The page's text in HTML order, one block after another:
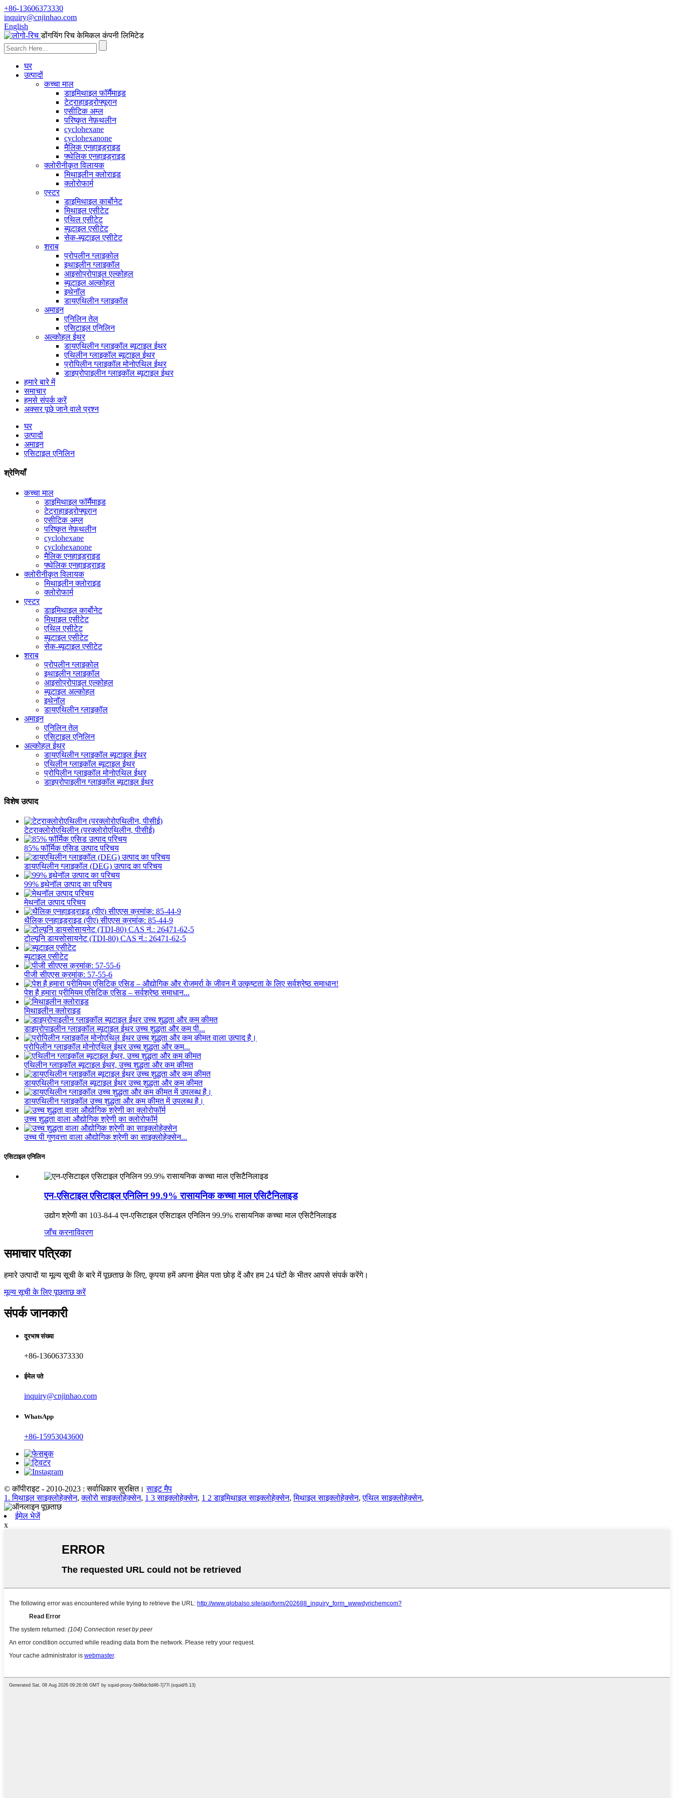
+86-13606373330
inquiry@cnjinhao.com
English
डोंगयिंग रिच केमिकल कंपनी लिमिटेड
घर
उत्पादों
कच्चा माल
डाइमिथाइल फॉर्मैमाइड
टेट्राहाइड्रोफ्यूरान
एसीटिक अम्ल
परिष्कृत नेफ़थलीन
cyclohexane
cyclohexanone
मैलिक एनहाइड्राइड
फ्थेलिक एनहाइड्राइड
क्लोरीनीकृत विलायक
मिथाइलीन क्लोराइड
क्लोरोफार्म
एस्टर
डाइमिथाइल कार्बोनेट
मिथाइल एसीटेट
एथिल एसीटेट
ब्यूटाइल एसीटेट
सेक-ब्यूटाइल एसीटेट
शराब
प्रोपलीन ग्लाइकोल
इथाइलीन ग्लाइकॉल
आइसोप्रोपाइल एल्कोहल
ब्यूटाइल अल्कोहल
इथेनॉल
डायएथिलीन ग्लाइकॉल
अमाइन
एनिलिन तेल
एसिटाइल एनिलिन
अल्कोहल ईथर
डायएथिलीन ग्लाइकॉल ब्यूटाइल ईथर
एथिलीन ग्लाइकॉल ब्यूटाइल ईथर
प्रोपिलीन ग्लाइकॉल मोनोएथिल ईथर
डाइप्रोपाइलीन ग्लाइकॉल ब्यूटाइल ईथर
हमारे बारे में
समाचार
हमसे संपर्क करें
अक्सर पूछे जाने वाले प्रश्न
घर
उत्पादों
अमाइन
एसिटाइल एनिलिन
श्रेणियाँ
कच्चा माल
डाइमिथाइल फॉर्मैमाइड
टेट्राहाइड्रोफ्यूरान
एसीटिक अम्ल
परिष्कृत नेफ़थलीन
cyclohexane
cyclohexanone
मैलिक एनहाइड्राइड
फ्थेलिक एनहाइड्राइड
क्लोरीनीकृत विलायक
मिथाइलीन क्लोराइड
क्लोरोफार्म
एस्टर
डाइमिथाइल कार्बोनेट
मिथाइल एसीटेट
एथिल एसीटेट
ब्यूटाइल एसीटेट
सेक-ब्यूटाइल एसीटेट
शराब
प्रोपलीन ग्लाइकोल
इथाइलीन ग्लाइकॉल
आइसोप्रोपाइल एल्कोहल
ब्यूटाइल अल्कोहल
इथेनॉल
डायएथिलीन ग्लाइकॉल
अमाइन
एनिलिन तेल
एसिटाइल एनिलिन
अल्कोहल ईथर
डायएथिलीन ग्लाइकॉल ब्यूटाइल ईथर
एथिलीन ग्लाइकॉल ब्यूटाइल ईथर
प्रोपिलीन ग्लाइकॉल मोनोएथिल ईथर
डाइप्रोपाइलीन ग्लाइकॉल ब्यूटाइल ईथर
विशेष उत्पाद
टेट्राक्लोरोएथिलीन (परक्लोरोएथिलीन, पीसीई)
85% फॉर्मिक एसिड उत्पाद परिचय
डायएथिलीन ग्लाइकॉल (DEG) उत्पाद का परिचय
99% इथेनॉल उत्पाद का परिचय
मेथनॉल उत्पाद परिचय
थैलिक एनहाइड्राइड (पीए) सीएएस क्रमांक: 85-44-9
टोल्यूनि डायसोसायनेट (TDI-80) CAS नं.: 26471-62-5
ब्यूटाइल एसीटेट
पीजी सीएएस क्रमांक: 57-55-6
पेश है हमारा प्रीमियम एसिटिक एसिड – सर्वश्रेष्ठ समाधान...
मिथाइलीन क्लोराइड
डाइप्रोपाइलीन ग्लाइकॉल ब्यूटाइल ईथर उच्च शुद्धता और कम पी...
प्रोपिलीन ग्लाइकॉल मोनोएथिल ईथर उच्च शुद्धता और कम...
एथिलीन ग्लाइकॉल ब्यूटाइल ईथर, उच्च शुद्धता और कम कीमत
डायएथिलीन ग्लाइकॉल ब्यूटाइल ईथर उच्च शुद्धता और कम कीमत
डायएथिलीन ग्लाइकॉल उच्च शुद्धता और कम कीमत में उपलब्ध है।
उच्च शुद्धता वाला औद्योगिक श्रेणी का क्लोरोफॉर्म
उच्च पी गुणवत्ता वाला औद्योगिक श्रेणी का साइक्लोहेक्सेन...
एसिटाइल एनिलिन
एन-एसिटाइल एसिटाइल एनिलिन 99.9% रासायनिक कच्चा माल एसिटैनिलाइड
उद्योग श्रेणी का 103-84-4 एन-एसिटाइल एसिटाइल एनिलिन 99.9% रासायनिक कच्चा माल एसिटैनिलाइड
जाँच करनाविवरण
समाचार पत्रिका
हमारे उत्पादों या मूल्य सूची के बारे में पूछताछ के लिए, कृपया हमें अपना ईमेल पता छोड़ दें और हम 24 घंटों के भीतर आपसे संपर्क करेंगे।
मूल्य सूची के लिए पूछताछ करें
संपर्क जानकारी
दूरभाष संख्या
+86-13606373330
ईमेल पते
inquiry@cnjinhao.com
WhatsApp
+86-15953043600
© कॉपीराइट - 2010-2023 : सर्वाधिकार सुरक्षित। साइट मैप
1. मिथाइल साइक्लोहेक्सेन,क्लोरो साइक्लोहेक्सेन, 1 3 साइक्लोहेक्सेन, 1 2 डाइमिथाइल साइक्लोहेक्सेन,मिथाइल साइक्लोहेक्सेन,एथिल साइक्लोहेक्सेन,
ईमेल भेजें
x